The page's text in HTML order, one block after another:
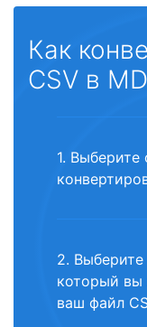
Как
CSV в
1. Выберите
2.
который вы
ваш файл